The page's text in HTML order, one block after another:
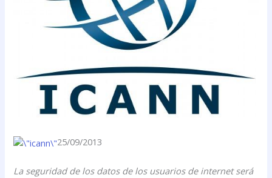
25/09/2013
La seguridad de los datos de los usuarios de internet será